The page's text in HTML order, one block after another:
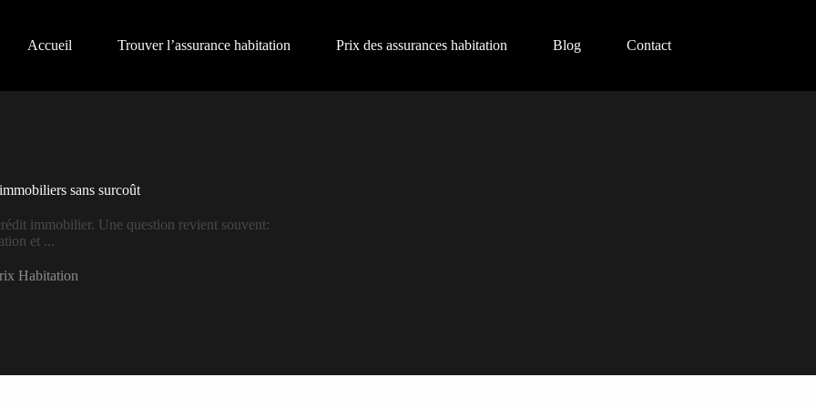
Accueil Trouver l’assurance habitation Prix des assurances habitation Blog Contact
sans surcoût
immobilier. Une question revient souvent:
et ...
Habitation